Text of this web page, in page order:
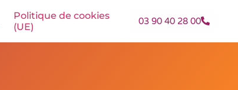
Politique de cookies
(UE)
03 90 40 28 00